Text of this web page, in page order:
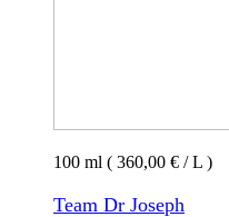
100 ml ( 360,00 € / L )
Team Dr Joseph